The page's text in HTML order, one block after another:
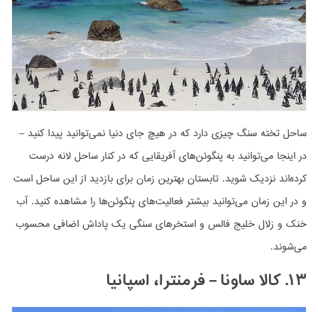
ساحل تخته سنگ چیزی دارد که در هیچ جای دنیا نمی‌توانید پیدا کنید –
در اینجا می‌توانید به پنگوئن‌های آفریقایی که در کنار ساحل لانه درست
کرده‌اند نزدیک شوید. تابستان بهترین زمان برای بازدید از این ساحل است
و در این زمان می‌توانید بیشتر فعالیت‌های پنگوئن‌ها را مشاهده کنید. آب
خنک و زلال خلیج فالس و استخرهای سنگی یک پاداش اضافی محسوب
می‌شوند.
۱۳. کالا ساونا – فرمنترا، اسپانیا